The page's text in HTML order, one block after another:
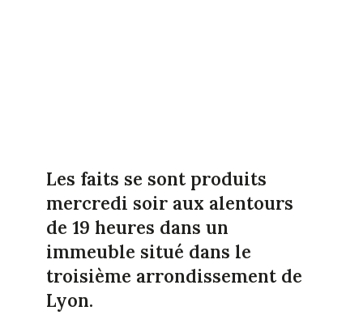
Les faits se sont produits
mercredi soir aux alentours
de 19 heures dans un
immeuble situé dans le
troisième arrondissement de
Lyon.